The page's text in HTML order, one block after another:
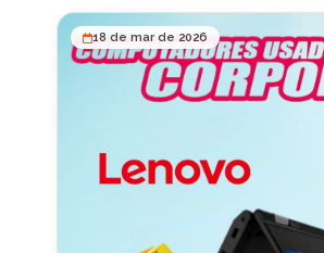
multitarea. 💾 Gran capacidad de trabajo 16 GB de RAM 🔥 para
máxima fluidez 512 GB SSD ⚡ almacenamiento rápido y amplio
🎒 Diseño pensado para movilidad Ligero y fácil de transportar
Diseño moderno y profesional Ideal para trabajo en oficina o
Diseño elegante y resistente
18 de mar de 2026